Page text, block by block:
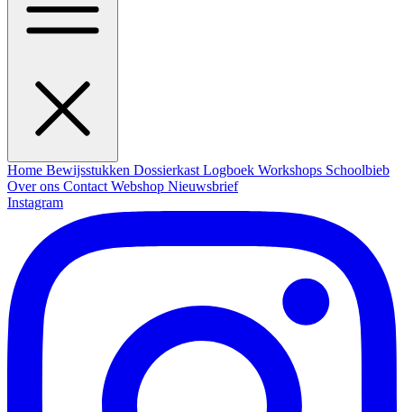
Home Bewijsstukken Dossierkast Logboek Workshops Schoolbieb
Over ons Contact Webshop Nieuwsbrief
Instagram